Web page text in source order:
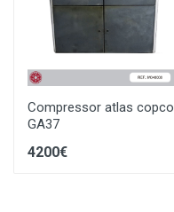
Compressor atlas copco
GA37
4200€